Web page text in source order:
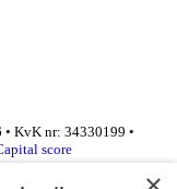
KvK nr: 34330199 •
score